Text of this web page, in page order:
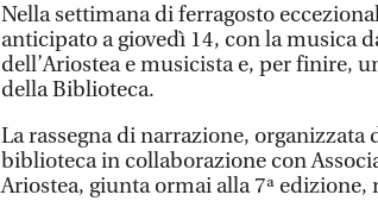
Nella settimana di ferragosto
anticipato a giovedì 14, con la musica
dell’Ariostea e musicista e, per finire,
della Biblioteca.
La rassegna di narrazione, organizzata
biblioteca in collaborazione con
Ariostea, giunta ormai alla 7ª edizione,